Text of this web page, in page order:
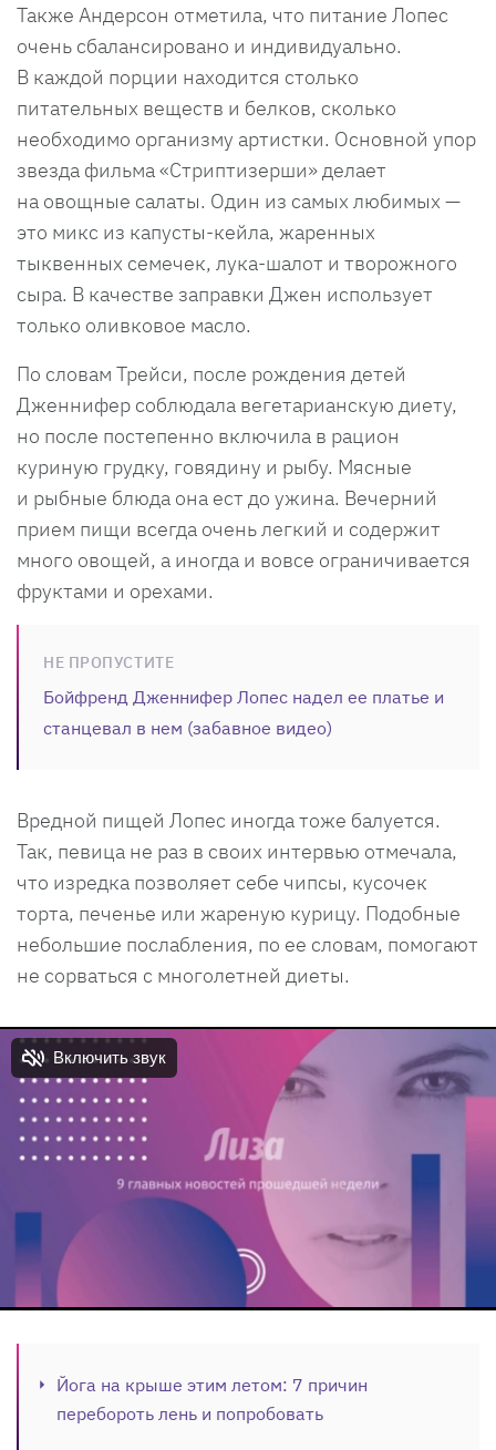
Также Андерсон отметила, что питание Лопес
очень сбалансировано и индивидуально.
В каждой порции находится столько
питательных веществ и белков, сколько
необходимо организму артистки. Основной упор
звезда фильма «Стриптизерши» делает
на овощные салаты. Один из самых любимых —
это микс из капусты-кейла, жаренных
тыквенных семечек, лука-шалот и творожного
сыра. В качестве заправки Джен использует
только оливковое масло.
По словам Трейси, после рождения детей
Дженнифер соблюдала вегетарианскую диету,
но после постепенно включила в рацион
куриную грудку, говядину и рыбу. Мясные
и рыбные блюда она ест до ужина. Вечерний
прием пищи всегда очень легкий и содержит
много овощей, а иногда и вовсе ограничивается
фруктами и орехами.
НЕ ПРОПУСТИТЕ
Бойфренд Дженнифер Лопес надел ее платье и
станцевал в нем (забавное видео)
Вредной пищей Лопес иногда тоже балуется.
Так, певица не раз в своих интервью отмечала,
что изредка позволяет себе чипсы, кусочек
торта, печенье или жареную курицу. Подобные
небольшие послабления, по ее словам, помогают
не сорваться с многолетней диеты.
Йога на крыше этим летом: 7 причин
перебороть лень и попробовать